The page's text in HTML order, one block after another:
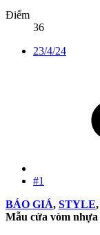
Điểm
36
23/4/24
#1
BÁO GIÁ, STYLE,
Mẫu cửa vòm nhựa